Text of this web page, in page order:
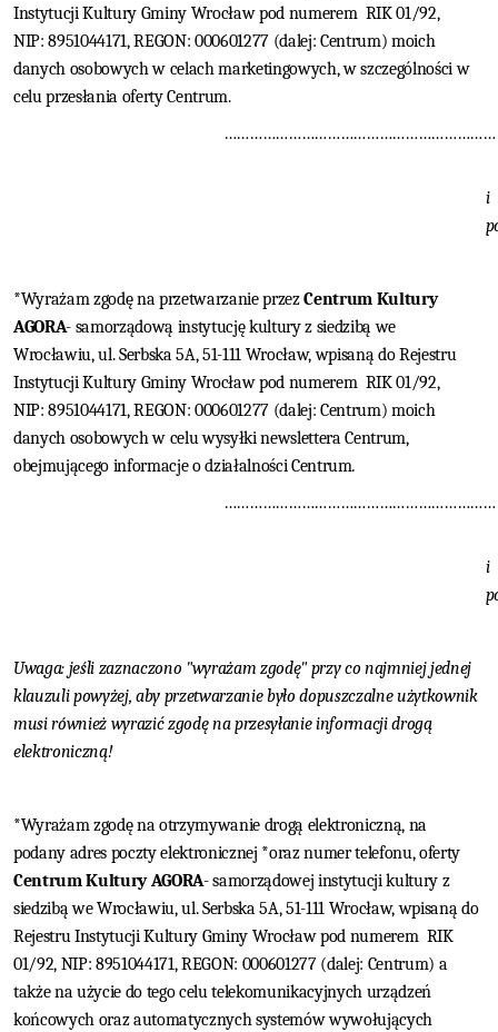
Instytucji Kultury Gminy Wrocław pod numerem RIK 01/92,
NIP: 8951044171, REGON: 000601277 (dalej: Centrum) moich
danych osobowych w celach marketingowych, w szczególności w
celu przesłania oferty Centrum.
i
*Wyrażam zgodę na przetwarzanie przezCentrum Kultury
AGORA- samorządową instytucję kultury z siedzibą we
Wrocławiu, ul. Serbska 5A, 51-111 Wrocław, wpisaną do Rejestru
Instytucji Kultury Gminy Wrocław pod numerem RIK 01/92,
NIP: 8951044171, REGON: 000601277 (dalej: Centrum) moich
danych osobowych w celu wysyłki newsletteraCentrum,
obejmującego informacje o działalności Centrum.
i
Uwaga: jeśli zaznaczono "wyrażam zgodę" przy co najmniej jednej
klauzuli powyżej, aby przetwarzanie było dopuszczalne użytkownik
musi również wyrazić zgodę na przesyłanie informacji drogą
elektroniczną!
*Wyrażam zgodę na otrzymywanie drogą elektroniczną, na
podany adres poczty elektronicznej *oraz numer telefonu, oferty
Centrum Kultury AGORA- samorządowej instytucji kultury z
siedzibą we Wrocławiu, ul. Serbska 5A, 51-111 Wrocław, wpisaną do
Rejestru Instytucji Kultury Gminy Wrocław pod numerem RIK
01/92, NIP: 8951044171, REGON: 000601277 (dalej: Centrum) a
także na użycie do tego celu telekomunikacyjnych urządzeń
końcowych oraz automatycznych systemów wywołujących